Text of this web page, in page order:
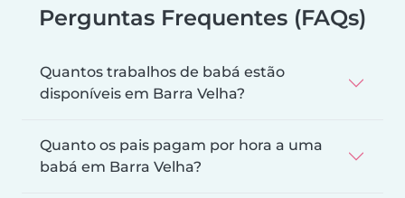
Perguntas Frequentes (FAQs)
Quantos trabalhos de babá estão
disponíveis em Barra Velha?
Quanto os pais pagam por hora a uma
babá em Barra Velha?